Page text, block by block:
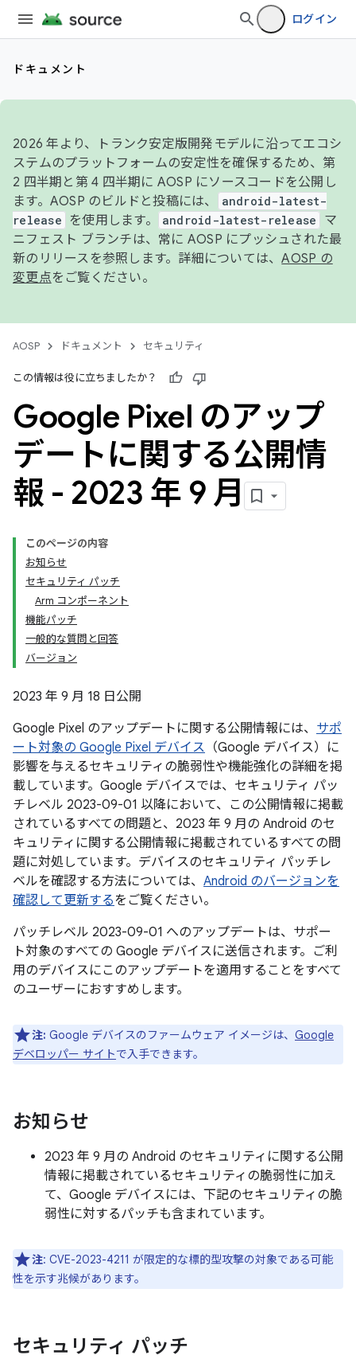
ログイン
ドキュメント
2026 年より、トランク安定版開発モデルに沿ってエコシ
ステムのプラットフォームの安定性を確保するため、第
2 四半期と第 4 四半期に AOSP にソースコードを公開し
ます。AOSP のビルドと投稿には、
android-latest-
release
を使用します。 android-latest-release
マ
ニフェスト ブランチは、常に AOSP にプッシュされた最
新のリリースを参照します。詳細については、AOSP の
変更点をご覧ください。
AOSP ドキュメント セキュリティ
この情報は役に立ちましたか？
Google Pixel のアップ
デートに関する公開情
報 - 2023 年 9 月
このページの内容
お知らせ
セキュリティ パッチ
Arm コンポーネント
機能パッチ
一般的な質問と回答
バージョン
2023 年 9 月 18 日公開
Google Pixel のアップデートに関する公開情報には、 サポ
ート対象の Google Pixel デバイス （Google デバイス）に
影響を与えるセキュリティの脆弱性や機能強化の詳細を掲
載しています。Google デバイスでは、セキュリティ パッ
チレベル 2023-09-01 以降において、この公開情報に掲載
されているすべての問題と、2023 年 9 月の Android のセ
キュリティに関する公開情報に掲載されているすべての問
題に対処しています。デバイスのセキュリティ パッチレ
ベルを確認する方法については、 Android のバージョンを
確認して更新するをご覧ください。
パッチレベル 2023-09-01 へのアップデートは、サポー
ト対象のすべての Google デバイスに送信されます。ご利
用のデバイスにこのアップデートを適用することをすべて
のユーザーにおすすめします。
注: Google デバイスのファームウェア イメージは、 Google
デベロッパー サイトで入手できます。
お知らせ
2023 年 9 月の Android のセキュリティに関する公開
情報に掲載されているセキュリティの脆弱性に加え
て、Google デバイスには、下記のセキュリティの脆
弱性に対するパッチも含まれています。
注: CVE-2023-4211 が限定的な標的型攻撃の対象である可能
性を示す兆候があります。
セキュリティ パッチ